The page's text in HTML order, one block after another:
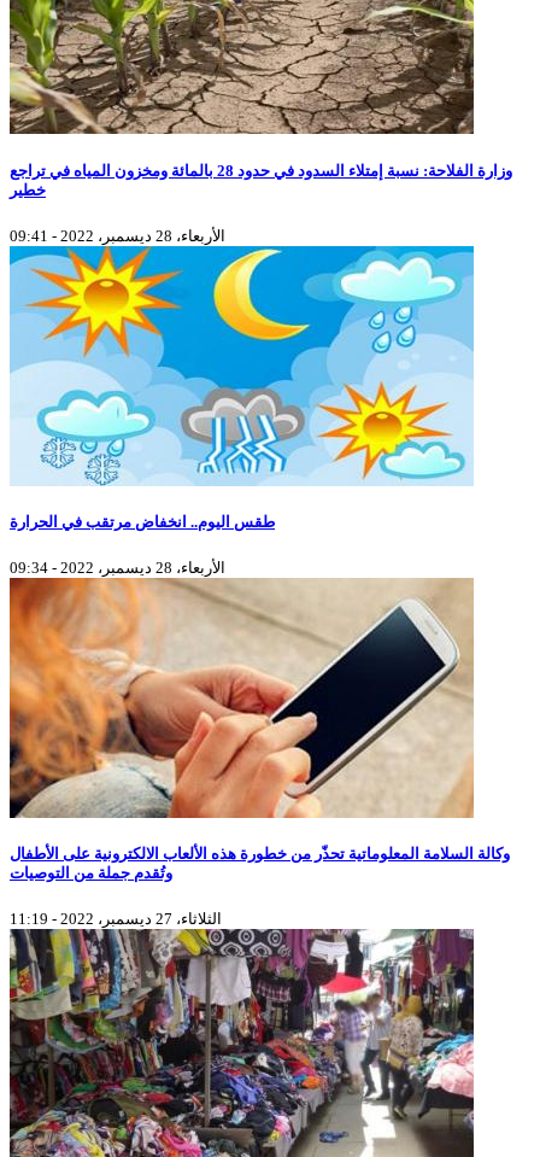
وزارة الفلاحة: نسبة إمتلاء السدود في حدود 28 بالمائة ومخزون المياه في تراجع
خطير
الأربعاء، 28 ديسمبر، 2022 - 09:41
طقس اليوم.. انخفاض مرتقب في الحرارة
الأربعاء، 28 ديسمبر، 2022 - 09:34
وكالة السلامة المعلوماتية تحذّر من خطورة هذه الألعاب الالكترونية على الأطفال
وتُقدم جملة من التوصيات
الثلاثاء، 27 ديسمبر، 2022 - 11:19